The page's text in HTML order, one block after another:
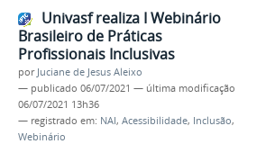
Univasf realiza I Webinário
Brasileiro de Práticas
Profissionais Inclusivas
por Juciane de Jesus Aleixo
— publicado 06/07/2021 — última modificação
06/07/2021 13h36
— registrado em: NAI, Acessibilidade, Inclusão,
Webinário